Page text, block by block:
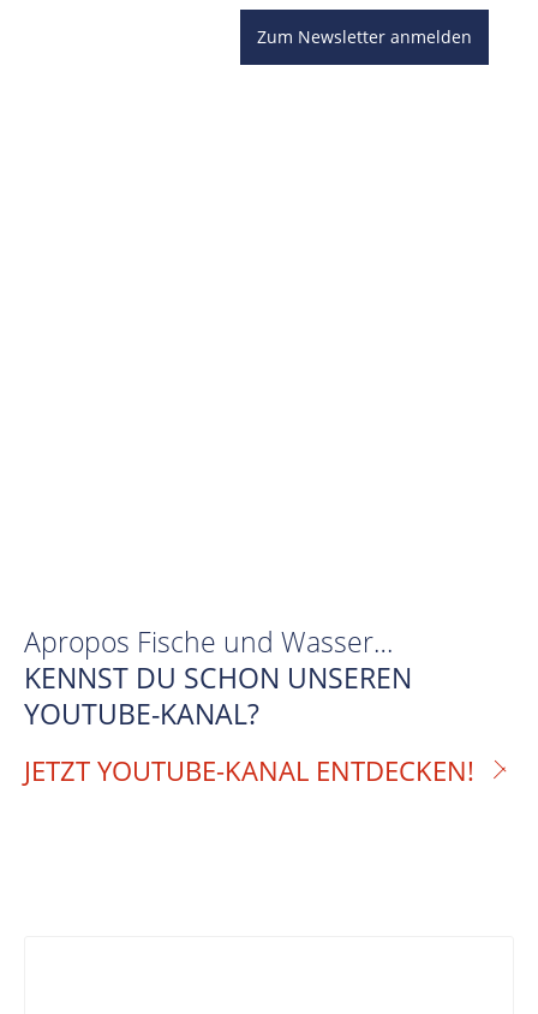
Zum Newsletter anmelden
Apropos Fische und Wasser…
KENNST DU SCHON UNSEREN
YOUTUBE-KANAL?
JETZT YOUTUBE-KANAL ENTDECKEN!